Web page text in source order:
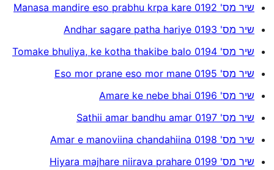
שיר מס' 0192 Manasa mandire eso prabhu krpa kare
שיר מס' 0193 Andhar sagare patha hariye
שיר מס' 0194 Tomake bhuliya, ke kotha thakibe balo
שיר מס' 0195 Eso mor prane eso mor mane
שיר מס' 0196 Amare ke nebe bhai
שיר מס' 0197 Sathii amar bandhu amar
שיר מס' 0198 Amar e manoviina chandahiina
שיר מס' 0199 Hiyara majhare niirava prahare